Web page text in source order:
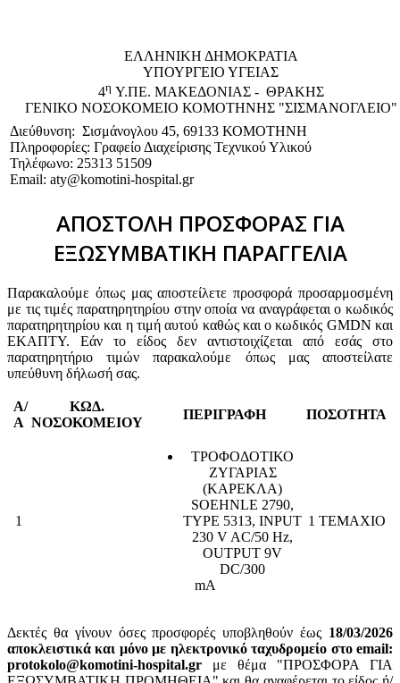
EΛΛΗΝΙΚΗ ΔΗΜΟΚΡΑΤΙΑ
ΥΠΟΥΡΓΕΙΟ ΥΓΕΙΑΣ
4η Υ.ΠΕ. ΜΑΚΕΔΟΝΙΑΣ - ΘΡΑΚΗΣ
ΓΕΝΙΚΟ NΟΣΟΚΟΜΕΙΟ ΚΟΜΟΤΗΝΗΣ "ΣΙΣΜΑΝΟΓΛΕΙΟ"
Διεύθυνση: Σισμάνογλου 45, 69133 ΚΟΜΟΤΗΝΗ
Πληροφορίες: Γραφείο Διαχείρισης Τεχνικού Υλικού
Τηλέφωνο: 25313 51509
Email: aty@komotini-hospital.gr
ΑΠΟΣΤΟΛΗ ΠΡΟΣΦΟΡΑΣ ΓΙΑ
ΕΞΩΣΥΜΒΑΤΙΚΗ ΠΑΡΑΓΓΕΛΙΑ
Παρακαλούμε όπως μας αποστείλετε προσφορά προσαρμοσμένη
με τις τιμές παρατηρητηρίου στην οποία να αναγράφεται ο κωδικός
παρατηρητηρίου και η τιμή αυτού καθώς και ο κωδικός GMDN και
ΕΚΑΠΤΥ. Εάν το είδος δεν αντιστοιχίζεται από εσάς στο
παρατηρητήριο τιμών παρακαλούμε όπως μας αποστείλατε
υπεύθυνη δήλωσή σας.
Α/
Α
ΚΩΔ.
ΝΟΣΟΚΟΜΕΙΟΥ
ΠΕΡΙΓΡΑΦΗ ΠΟΣΟΤΗΤΑ
1
ΤΡΟΦΟΔΟΤΙΚΟ
ΖΥΓΑΡΙΑΣ
(ΚΑΡΕΚΛΑ)
SOEHNLE 2790,
TYPE 5313, INPUT
230 V AC/50 Hz,
OUTPUT 9V
DC/300
mA
1 ΤΕΜΑΧΙΟ
Δεκτές θα γίνουν όσες προσφορές υποβληθούν έως 18/03/2026
αποκλειστικά και μόνο με ηλεκτρονικό ταχυδρομείο στο email:
protokolo@komotini-hospital.gr με θέμα "ΠΡΟΣΦΟΡΑ ΓΙΑ